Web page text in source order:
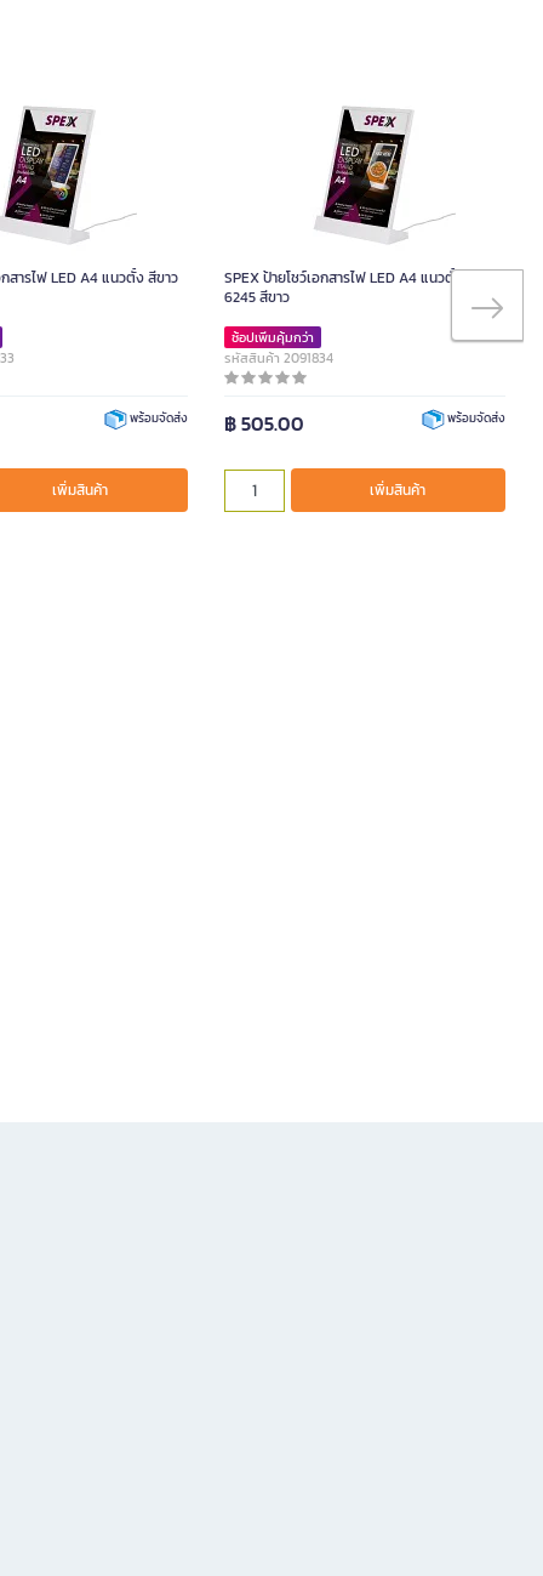
กสารไฟ LED A4 แนวตั้ง สีขาว
พร้อมจัดส่ง
เพิ่มสินค้า
SPEX ป้ายโชว์เอกสารไฟ LED A4 แนวตั้ง รุ่น
6245 สีขาว
ช้อปเพิ่มคุ้มกว่า
รหัสสินค้า 2091834
฿ 505.00 พร้อมจัดส่ง
เพิ่มสินค้า